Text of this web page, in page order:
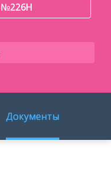
№226Н
Документы